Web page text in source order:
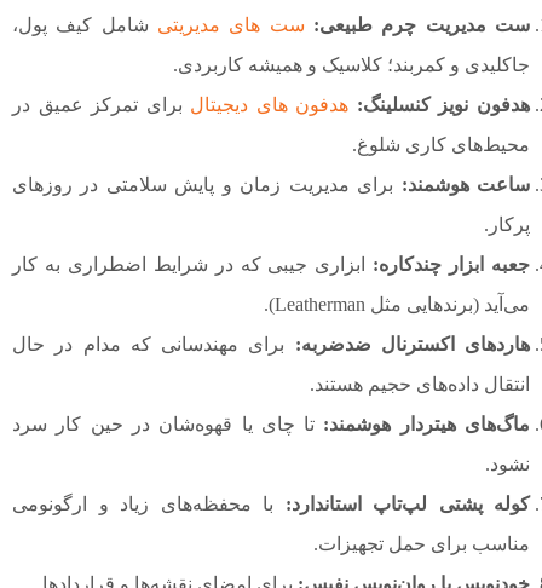
ست مدیریت چرم طبیعی: ست های مدیریتی شامل کیف پول،
جاکلیدی و کمربند؛ کلاسیک و همیشه کاربردی.
هدفون نویز کنسلینگ: هدفون های دیجیتال برای تمرکز عمیق در
محیط‌های کاری شلوغ.
ساعت هوشمند: برای مدیریت زمان و پایش سلامتی در روزهای
پرکار.
جعبه ابزار چندکاره: ابزاری جیبی که در شرایط اضطراری به کار
می‌آید (برندهایی مثل Leatherman).
هاردهای اکسترنال ضدضربه: برای مهندسانی که مدام در حال
انتقال داده‌های حجیم هستند.
ماگ‌های هیتردار هوشمند: تا چای یا قهوه‌شان در حین کار سرد
نشود.
کوله پشتی لپ‌تاپ استاندارد: با محفظه‌های زیاد و ارگونومی
مناسب برای حمل تجهیزات.
خودنویس یا روان‌نویس نفیس: برای امضای نقشه‌ها و قراردادها.